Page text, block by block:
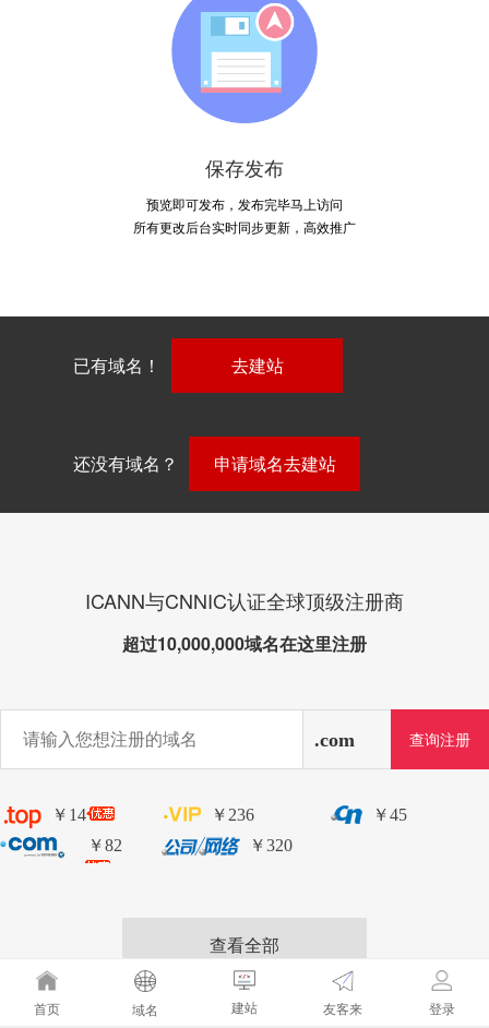
保存发布
预览即可发布，发布完毕马上访问
所有更改后台实时同步更新，高效推广
已有域名！ 去建站
还没有域名？ 申请域名去建站
ICANN与CNNIC认证全球顶级注册商
超过10,000,000域名在这里注册
￥14 ￥236
￥45
￥82
￥320
查看全部
首页 域名 建站 友客来 登录